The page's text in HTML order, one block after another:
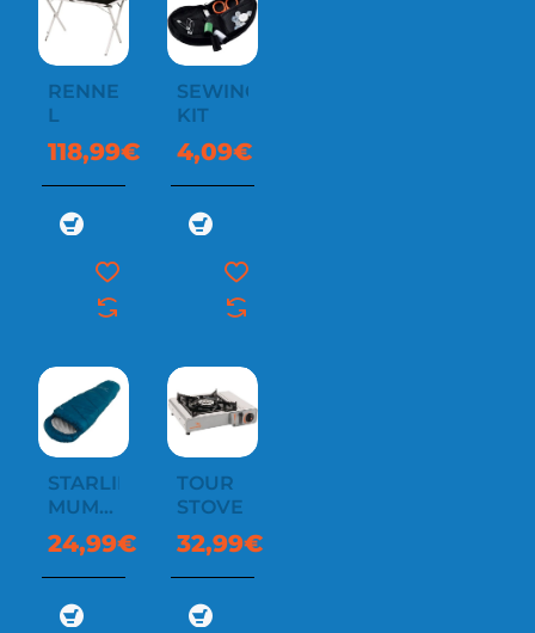
RENNES
L
118,99€
SEWING
KIT
4,09€
STARLING
MUMMY
JR
24,99€
TOUR
STOVE
32,99€